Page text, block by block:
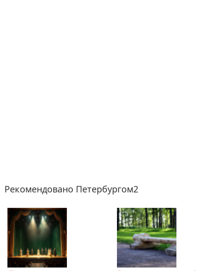
Рекомендовано Петербургом2